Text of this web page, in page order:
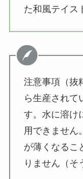
た和風テイス
注意事項（抜
ら生産されて
す。水に溶け
用できません
が薄くなるこ
りません（そ